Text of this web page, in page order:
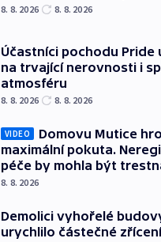
8. 8. 2026 8. 8. 2026
Účastníci pochodu Pride
na trvající nerovnosti i
atmosféru
8. 8. 2026 8. 8. 2026
VIDEO
Domovu Mutice
maximální pokuta.
péče by mohla být
8. 8. 2026
Demolici vyhořelé
urychlilo částečné zřícení